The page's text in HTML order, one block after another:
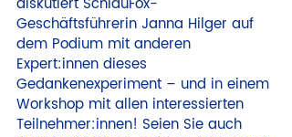
Geschäftsführerin Janna Hilger auf
dem Podium mit anderen
Expert:innen dieses
Gedankenexperiment – und in einem
Workshop mit allen interessierten
Teilnehmer:innen! Seien Sie auch